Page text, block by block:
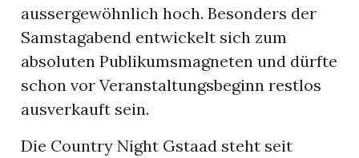
aussergewöhnlich hoch. Besonders der
Samstagabend entwickelt sich zum
absoluten Publikumsmagneten und dürfte
schon vor Veranstaltungsbeginn restlos
ausverkauft sein.
Die Country Night Gstaad steht seit